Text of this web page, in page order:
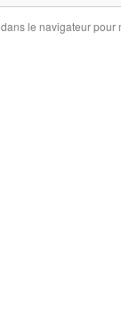
le navigateur